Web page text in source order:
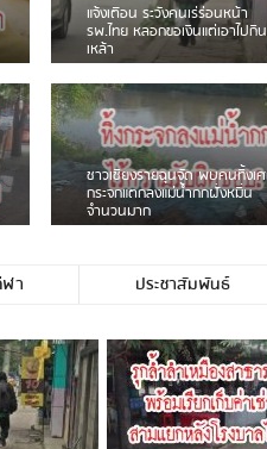
เดือนร้อน! ชาวเชียงรายบ่นรถ
Isuzu สีขาวซิ่งบายพาสเสียงดัง
สร้างความรำคาญ
ชาวผาลั้ง โวย ไร้หน่วยงานดูแล
ดินสไลด์ ต้องจัดการกันเอง
า ประชาสัมพันธ์